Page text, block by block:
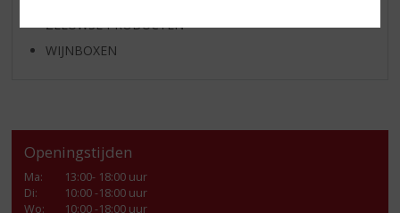
ZEEUWSE PRODUCTEN
WIJNBOXEN
Openingstijden
Ma:
13:00- 18:00 uur
Di:
10:00 -18:00 uur
Wo:
10:00 -18:00 uur